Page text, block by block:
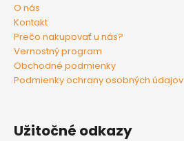
O nás
Kontakt
Prečo nakupovať u nás?
Vernostný program
Obchodné podmienky
Podmienky ochrany osobných údajov
Užitočné odkazy